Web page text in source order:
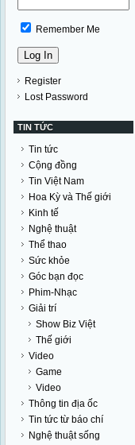
Remember Me
Register
Lost Password
TIN TỨC
Tin tức
Cộng đồng
Tin Việt Nam
Hoa Kỳ và Thế giới
Kinh tế
Nghệ thuật
Thể thao
Sức khỏe
Góc bạn đọc
Phim-Nhạc
Giải trí
Show Biz Việt
Thế giới
Video
Game
Video
Thông tin địa ốc
Tin tức từ báo chí
Nghệ thuật sống